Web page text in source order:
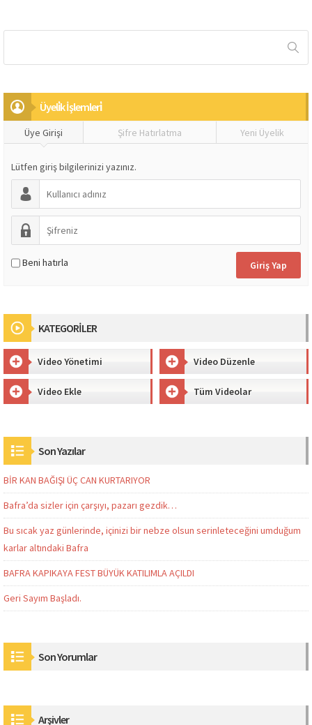
Üyeli̇k İşlemleri̇
Üye Girişi Şifre Hatırlatma Yeni Üyelik
Lütfen giriş bilgilerinizi yazınız.
Beni hatırla
KATEGORİLER
Video Yönetimi Video Düzenle
Video Ekle Tüm Videolar
Son Yazılar
BİR KAN BAĞIŞI ÜÇ CAN KURTARIYOR
Bafra’da sizler için çarşıyı, pazarı gezdik…
Bu sıcak yaz günlerinde, içinizi bir nebze olsun serinleteceğini umduğum
karlar altındaki Bafra
BAFRA KAPIKAYA FEST BÜYÜK KATILIMLA AÇILDI
Geri Sayım Başladı.
Son Yorumlar
Arşivler